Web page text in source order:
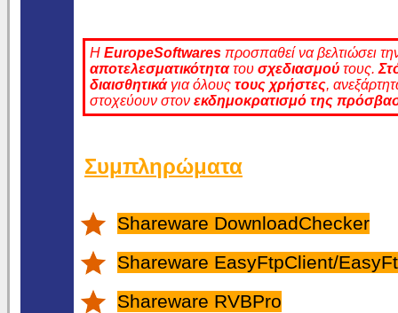
Η EuropeSoftwares προσπαθεί να βελτιώσει
αποτελεσματικότητατου σχεδιασμού τους.
διαισθητικάγια όλους τους χρήστες,
στοχεύουν στον εκδημοκρατισμό της
Συμπληρώματα
Shareware DownloadChecker
Shareware EasyFtpClient/
Shareware RVBPro